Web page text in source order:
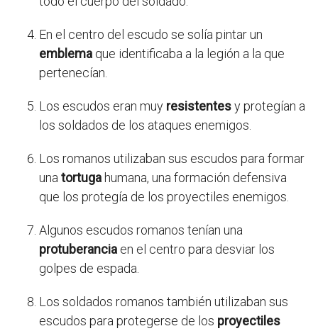
En el centro del escudo se solía pintar un
emblema que identificaba a la legión a la que
pertenecían.
Los escudos eran muy resistentesy protegían a
los soldados de los ataques enemigos.
Los romanos utilizaban sus escudos para formar
una tortugahumana, una formación defensiva
que los protegía de los proyectiles enemigos.
Algunos escudos romanos tenían una
protuberancia en el centro para desviar los
golpes de espada.
Los soldados romanos también utilizaban sus
escudos para protegerse de los proyectiles